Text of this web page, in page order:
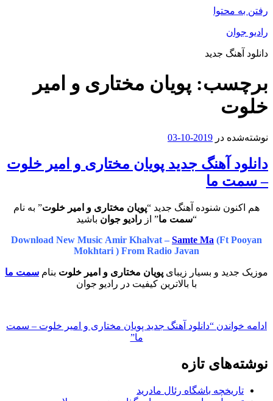
رفتن به محتوا
رادیو جوان
دانلود آهنگ جدید
برچسب: پویان مختاری و امیر
خلوت
نوشته‌شده در 2019-10-03
دانلود آهنگ جدید پویان مختاری و امیر خلوت
– سمت ما
هم اکنون شنوده آهنگ جدید “پویان مختاری و امیر خلوت” به نام
“سمت ما” از رادیو جوان باشید
Download New Music Amir Khalvat – Samte Ma (Ft Pooyan
Mokhtari ) From Radio Javan
موزیک جدید و بسیار زیبای پویان مختاری و امیر خلوت بنام سمت ما
با بالاترین کیفیت در رادیو جوان
ادامه خواندن “دانلود آهنگ جدید پویان مختاری و امیر خلوت – سمت
ما”
نوشته‌های تازه
تاریخچه باشگاه رئال مادرید